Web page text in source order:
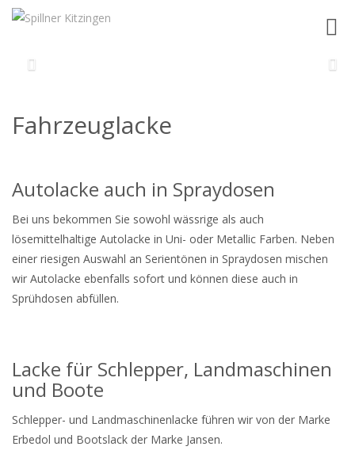
Fahrzeuglacke
Autolacke auch in Spraydosen
Bei uns bekommen Sie sowohl wässrige als auch
lösemittelhaltige Autolacke in Uni- oder Metallic Farben. Neben
einer riesigen Auswahl an Serientönen in Spraydosen mischen
wir Autolacke ebenfalls sofort und können diese auch in
Sprühdosen abfüllen.
Lacke für Schlepper, Landmaschinen
und Boote
Schlepper- und Landmaschinenlacke führen wir von der Marke
Erbedol und Bootslack der Marke Jansen.